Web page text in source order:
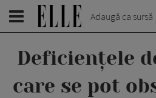
Adaugă ca sursă
Deficiențele
care se pot